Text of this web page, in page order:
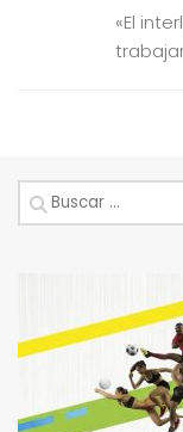
«El
Buscar: